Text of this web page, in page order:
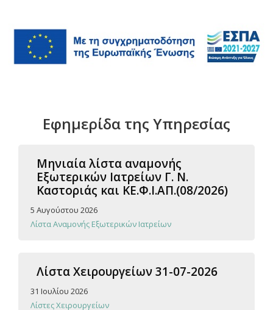
Εφημερίδα της Υπηρεσίας
Μηνιαία λίστα αναμονής
Εξωτερικών Ιατρείων Γ. Ν.
Καστοριάς και ΚΕ.Φ.Ι.ΑΠ.(08/2026)
5 Αυγούστου 2026
Λίστα Αναμονής Εξωτερικών Ιατρείων
Λίστα Χειρουργείων 31-07-2026
31 Ιουλίου 2026
Λίστες Χειρουργείων